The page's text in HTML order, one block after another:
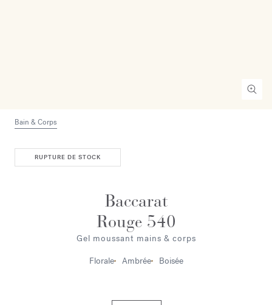
Bain & Corps
RUPTURE DE STOCK
Baccarat
Rouge 540
Gel moussant mains & corps
Florale
Ambrée Boisée